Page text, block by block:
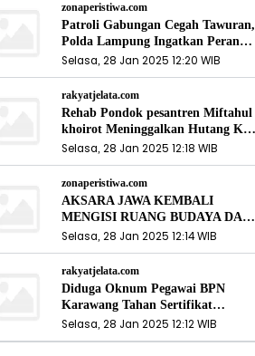
zonaperistiwa.com
Patroli Gabungan Cegah Tawuran,
Polda Lampung Ingatkan Peran
Orang Tua
Selasa, 28 Jan 2025 12:20 WIB
rakyatjelata.com
Rehab Pondok pesantren Miftahul
khoirot Meninggalkan Hutang Ke
Material, Mantan Kadis PUPR
Selasa, 28 Jan 2025 12:18 WIB
zonaperistiwa.com
AKSARA JAWA KEMBALI
MENGISI RUANG BUDAYA DAN
SITUS LELUHUR NUSANTARA
Selasa, 28 Jan 2025 12:14 WIB
rakyatjelata.com
Diduga Oknum Pegawai BPN
Karawang Tahan Sertifikat
Pemohon PTSL
Selasa, 28 Jan 2025 12:12 WIB